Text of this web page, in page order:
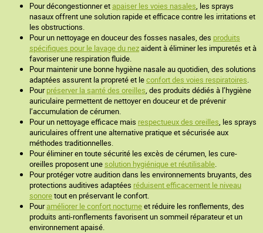
Pour décongestionner etapaiser les voies nasales, les sprays
nasaux offrent une solution rapide et efficace contre les irritations et
les obstructions.
Pour un nettoyage en douceur des fosses nasales, des produits
spécifiques pour le lavage du nezaident à éliminer les impuretés et à
favoriser une respiration fluide.
Pour maintenir une bonne hygiène nasale au quotidien, des solutions
adaptées assurent la propreté et leconfort des voies respiratoires.
Pourpréserver la santé des oreilles, des produits dédiés à l’hygiène
auriculaire permettent de nettoyer en douceur et de prévenir
l’accumulation de cérumen.
Pour un nettoyage efficace mais respectueux des oreilles, les sprays
auriculaires offrent une alternative pratique et sécurisée aux
méthodes traditionnelles.
Pour éliminer en toute sécurité les excès de cérumen, les cure-
oreilles proposent unesolution hygiénique et réutilisable.
Pour protéger votre audition dans les environnements bruyants, des
protections auditives adaptées réduisent efficacement le niveau
sonoretout en préservant le confort.
Pouraméliorer le confort nocturneet réduire les ronflements, des
produits anti-ronflements favorisent un sommeil réparateur et un
environnement apaisé.